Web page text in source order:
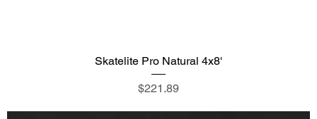
Skatelite Pro Natural 4x8'
価格
$221.89